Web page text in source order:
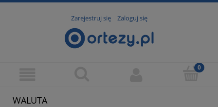
Zarejestruj się Zaloguj się
WALUTA